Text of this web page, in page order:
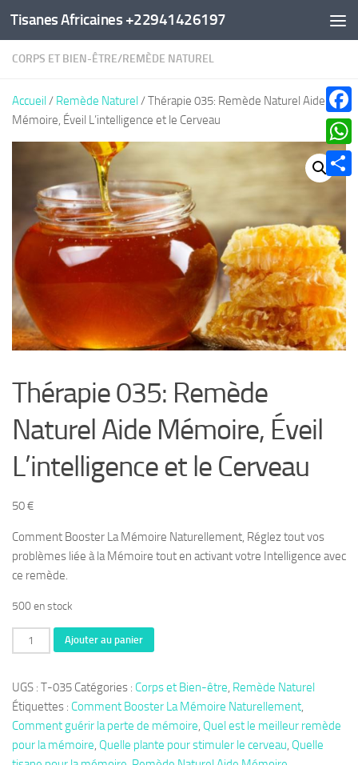
Au dessous du contenu
Tisanes Africaines +22941426197
CORPS ET BIEN-ÊTRE/REMÈDE NATUREL
Accueil/ Remède Naturel/ Thérapie 035: Remède Naturel Aide
Mémoire, Éveil L’intelligence et le Cerveau
Thérapie 035: Remède
Naturel Aide Mémoire, Éveil
L’intelligence et le Cerveau
50€
Comment Booster La Mémoire Naturellement, Réglez tout vos
problèmes liée à la Mémoire tout en activant votre Intelligence avec
ce remède.
500 en stock
quantité
de
035: Remède
Naturel
Aide
Mémoire,
Ajouter au panier
UGS : T-035 Catégories : Corps et Bien-être, Remède Naturel
Étiquettes : Comment Booster La Mémoire Naturellement,
Comment guérir la perte de mémoire, Quel est le meilleur remède
pour la mémoire, Quelle plante pour stimuler le cerveau, Quelle